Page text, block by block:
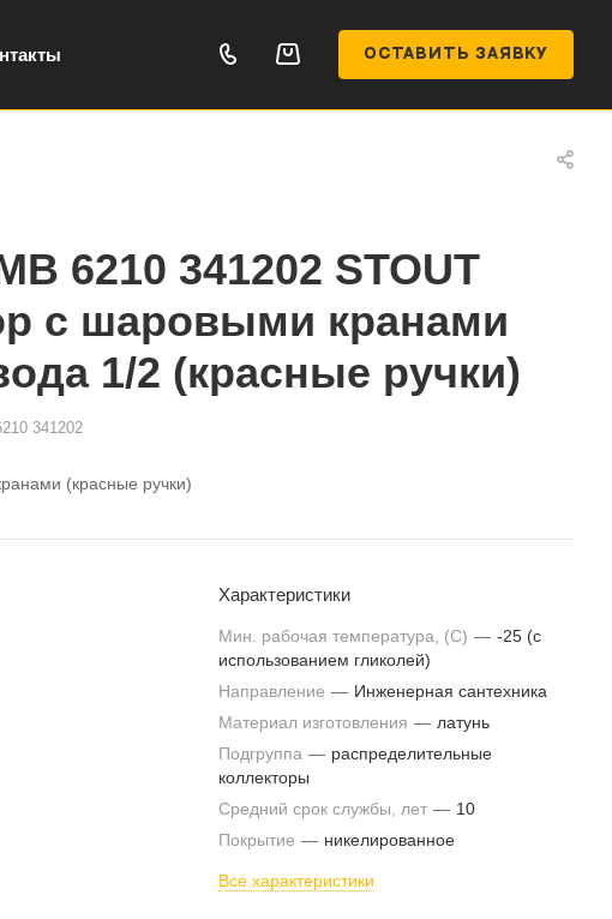
ОСТАВИТЬ ЗАЯВКУ
6210 341202 STOUT
с шаровыми кранами
1/2 (красные ручки)
341202
(красные ручки)
Характеристики
Мин. рабочая температура, (С) — -25 (с
использованием гликолей)
Направление — Инженерная сантехника
Материал изготовления — латунь
Подгруппа — распределительные
коллекторы
Средний срок службы, лет — 10
Покрытие — никелированное
Все характеристики